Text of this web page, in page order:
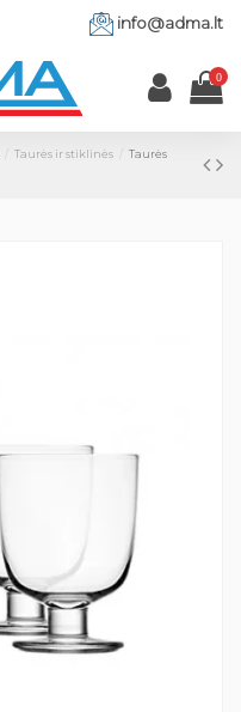
info@adma.lt
0
Taurės ir stiklinės
Taurės